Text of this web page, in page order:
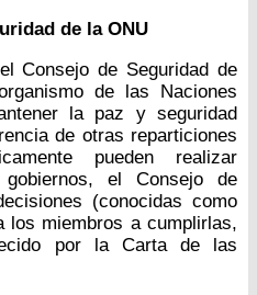
de la ONU
Consejo de Seguridad de
de las Naciones
la paz y seguridad
de otras reparticiones
pueden realizar
el Consejo de
(conocidas como
los miembros a cumplirlas,
por la Carta de las